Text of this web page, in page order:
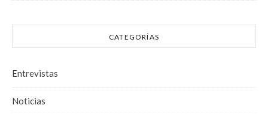
CATEGORÍAS
Entrevistas
Noticias